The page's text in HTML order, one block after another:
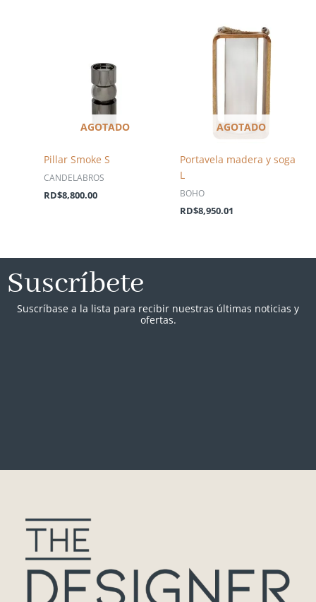
AGOTADO
Pillar Smoke S
CANDELABROS
RD$8,800.00
AGOTADO
Portavela madera y soga
L
BOHO
RD$8,950.01
Suscríbete
Suscríbase a la lista para recibir nuestras últimas noticias y
ofertas.